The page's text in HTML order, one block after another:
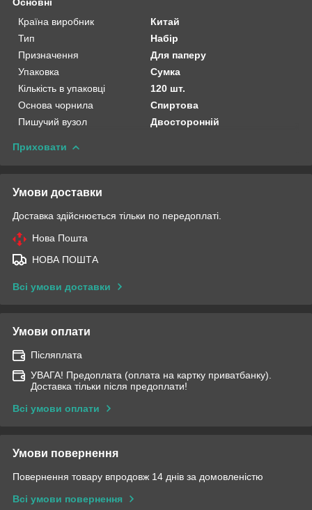
Країна виробник
Китай
Тип
Набір
Призначення
Для паперу
Упаковка
Сумка
Кількість в упаковці
120 шт.
Основа чорнила
Спиртова
Пишучий вузол
Двосторонній
Приховати
Умови доставки
Доставка здійснюється тільки по передоплаті.
Нова Пошта
НОВА ПОШТА
Всі умови доставки
Умови оплати
Післяплата
УВАГА! Предоплата (оплата на картку приватбанку).
Доставка тільки після предоплати!
Всі умови оплати
Умови повернення
Повернення товару впродовж 14 днів за домовленістю
Всі умови повернення